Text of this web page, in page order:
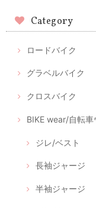
Category
ロードバイク
グラベルバイク
クロスバイク
BIKE wear/自転車
ジレ/ベスト
長袖ジャージ
半袖ジャージ